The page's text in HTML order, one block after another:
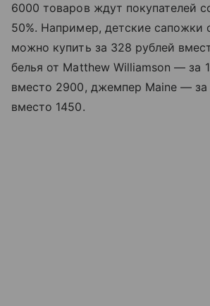
6000 товаров ждут покупателей
50%. Например, детские сапожки
можно купить за 328 рублей
белья от Matthew Williamson — за
вместо 2900, джемпер Maine — за
вместо 1450.